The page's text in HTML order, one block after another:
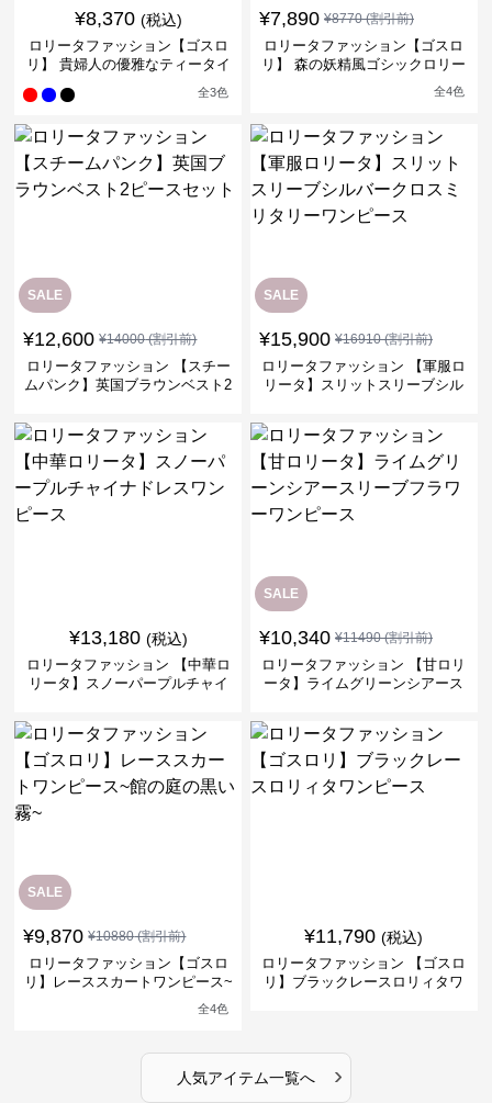
¥8,370 (税込)
ロリータファッション【ゴスロ
リ】 貴婦人の優雅なティータイ
全3色
¥7,890 ¥8770(割引前)
ロリータファッション【ゴスロ
リ】 森の妖精風ゴシックロリー
全4色
SALE
¥12,600 ¥14000(割引前)
ロリータファッション 【スチー
ムパンク】英国ブラウンベスト2
SALE
¥15,900 ¥16910(割引前)
ロリータファッション 【軍服ロ
リータ】スリットスリーブシル
¥13,180 (税込)
ロリータファッション 【中華ロ
リータ】スノーパープルチャイ
SALE
¥10,340 ¥11490(割引前)
ロリータファッション 【甘ロリ
ータ】ライムグリーンシアース
SALE
¥9,870 ¥10880(割引前)
ロリータファッション【ゴスロ
リ】レーススカートワンピース~
全4色
¥11,790 (税込)
ロリータファッション 【ゴスロ
リ】ブラックレースロリィタワ
人気アイテム一覧へ ›